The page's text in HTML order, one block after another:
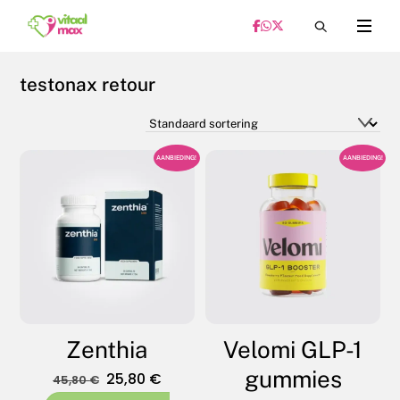
Menu
testonax retour
AANBIEDING!
Zenthia
45,80€ Oorspronkelijke
25,80 €Huidige
AANBIEDING!
Velomi GLP-1
gummies